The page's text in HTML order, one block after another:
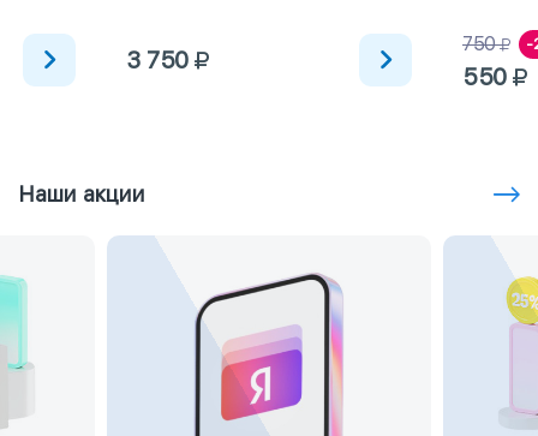
3 750
750 -
550
Наши акции